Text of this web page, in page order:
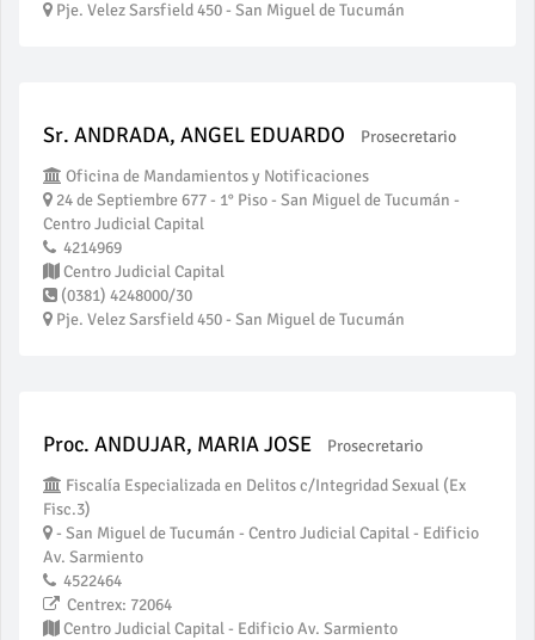
Pje. Velez Sarsfield 450 - San Miguel de Tucumán
Sr. ANDRADA, ANGEL EDUARDO
Prosecretario
Oficina de Mandamientos y Notificaciones
24 de Septiembre 677 - 1° Piso - San Miguel de Tucumán -
Centro Judicial Capital
4214969
Centro Judicial Capital
(0381) 4248000/30
Pje. Velez Sarsfield 450 - San Miguel de Tucumán
Proc. ANDUJAR, MARIA JOSE
Prosecretario
Fiscalía Especializada en Delitos c/Integridad Sexual (Ex
Fisc.3)
- San Miguel de Tucumán - Centro Judicial Capital - Edificio
Av. Sarmiento
4522464
Centrex: 72064
Centro Judicial Capital - Edificio Av. Sarmiento